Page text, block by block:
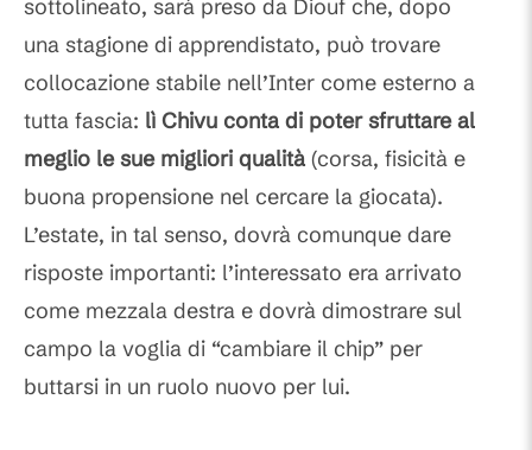
sottolineato, sarà preso da Diouf che, dopo
una stagione di apprendistato, può trovare
collocazione stabile nell’Inter come esterno a
tutta fascia: lì Chivu conta di poter sfruttare al
meglio le sue migliori qualità (corsa, fisicità e
buona propensione nel cercare la giocata).
L’estate, in tal senso, dovrà comunque dare
risposte importanti: l’interessato era arrivato
come mezzala destra e dovrà dimostrare sul
campo la voglia di “cambiare il chip” per
buttarsi in un ruolo nuovo per lui.